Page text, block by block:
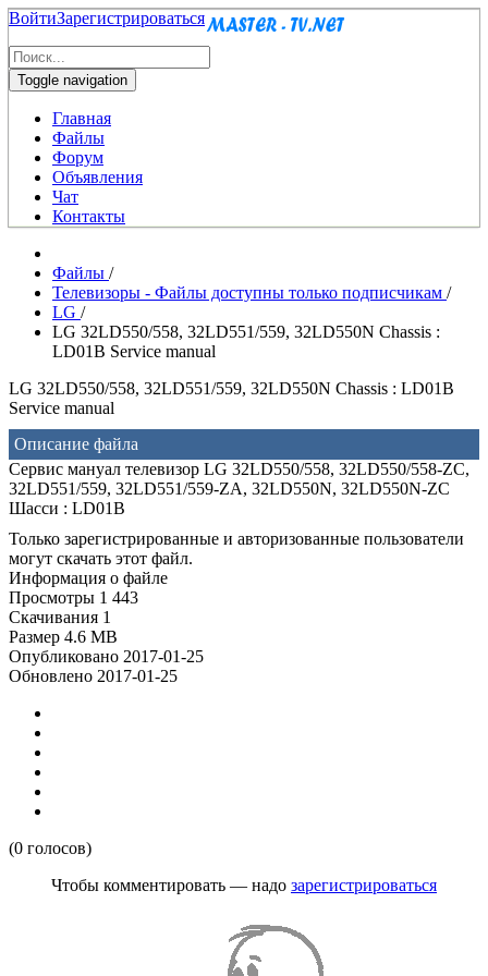
ВойтиЗарегистрироваться
Toggle navigation
Главная
Файлы
Форум
Объявления
Чат
Контакты
Файлы /
Телевизоры - Файлы доступны только подписчикам /
LG /
LG 32LD550/558, 32LD551/559, 32LD550N Chassis :
LD01B Service manual
LG 32LD550/558, 32LD551/559, 32LD550N Chassis : LD01B
Service manual
Описание файла
Сервис мануал телевизор LG 32LD550/558, 32LD550/558-ZC,
32LD551/559, 32LD551/559-ZA, 32LD550N, 32LD550N-ZC
Шасси : LD01B
Только зарегистрированные и авторизованные пользователи
могут скачать этот файл.
Информация о файле
Просмотры 1 443
Скачивания 1
Размер 4.6 MB
Опубликовано 2017-01-25
Обновлено 2017-01-25
(0 голосов)
Чтобы комментировать — надо зарегистрироваться